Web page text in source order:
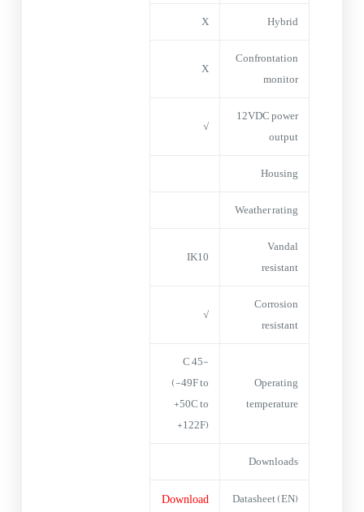
Hybrid
X
Confrontation
monitor
X
12VDC power
output
√
Housing
Weather rating
Vandal
resistant
IK10
Corrosion
resistant
√
Operating
temperature
-45 C
(-49F to
+50C to
+122F)
Downloads
Datasheet (EN)
Download